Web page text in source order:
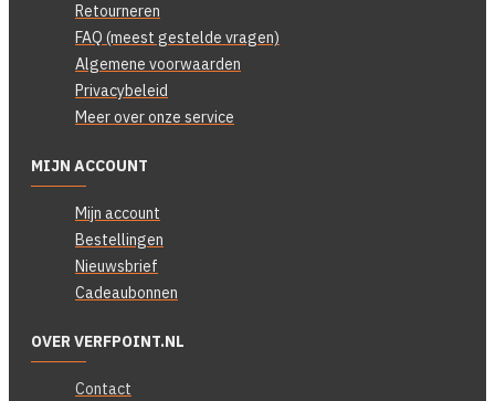
Retourneren
FAQ (meest gestelde vragen)
Algemene voorwaarden
Privacybeleid
Meer over onze service
MIJN ACCOUNT
Mijn account
Bestellingen
Nieuwsbrief
Cadeaubonnen
OVER VERFPOINT.NL
Contact